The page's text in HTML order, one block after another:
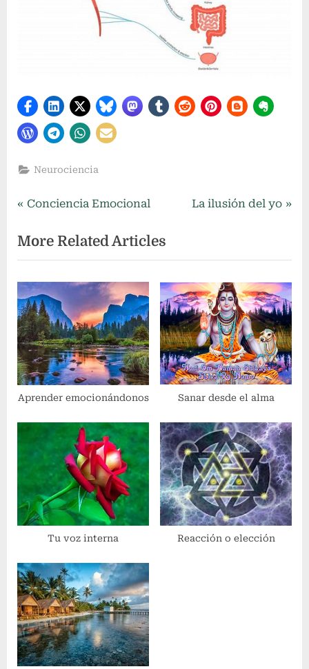
Neurociencia
Navegación
de
entradas
P
e
v
i
o
u
s
P
o
s
Conciencia Emocional
N
t
P
o
s
t
:
La ilusión del yo
More Related Articles
Aprender emocionándonos Sanar desde el alma
Tu voz interna Reacción o elección